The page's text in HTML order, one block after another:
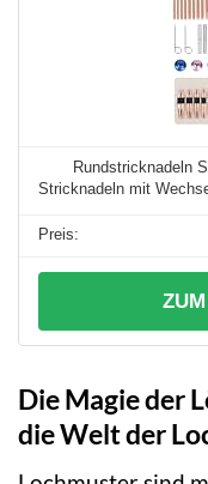
Rundstricknadeln
Stricknadeln mit
Die Magie der
die Welt der